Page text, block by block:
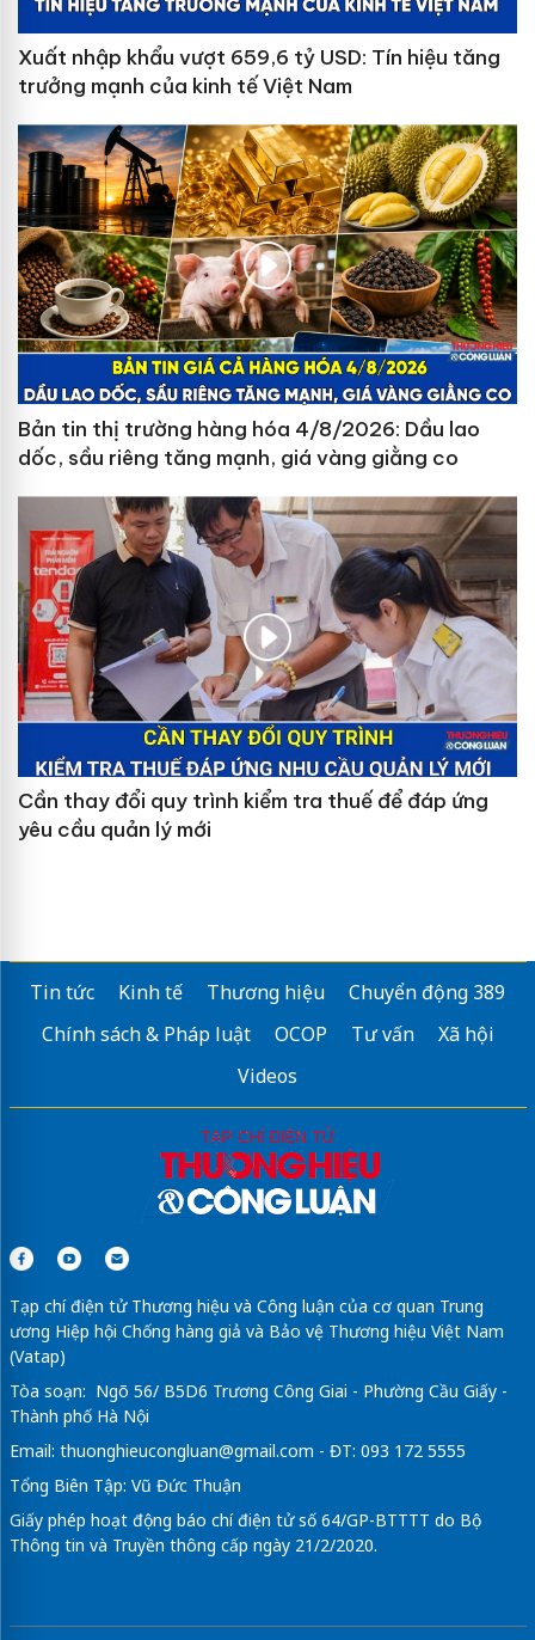
Xuất nhập khẩu vượt 659,6 tỷ USD: Tín hiệu tăng
trưởng mạnh của kinh tế Việt Nam
Bản tin thị trường hàng hóa 4/8/2026: Dầu lao
dốc, sầu riêng tăng mạnh, giá vàng giằng co
Cần thay đổi quy trình kiểm tra thuế để đáp ứng
yêu cầu quản lý mới
Tin tức Kinh tế Thương hiệu
Chuyển động 389
Chính sách & Pháp luật
OCOP Tư vấn
Xã hội
Videos
Tạp chí điện tử Thương hiệu và Công luận của cơ quan Trung
ương Hiệp hội Chống hàng giả và Bảo vệ Thương hiệu Việt Nam
(Vatap)
Tòa soạn: Ngõ 56/ B5D6 Trương Công Giai - Phường Cầu Giấy -
Thành phố Hà Nội
Email: thuonghieucongluan@gmail.com - ĐT: 093 172 5555
Tổng Biên Tập: Vũ Đức Thuận
Giấy phép hoạt động báo chí điện tử số 64/GP-BTTTT do Bộ
Thông tin và Truyền thông cấp ngày 21/2/2020.